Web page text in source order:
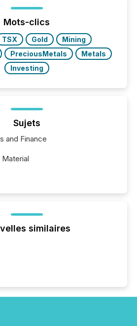
showed that AI systems are
mining and energy press
releases at scale. AI...
Mots-clics
TSX Gold
Mining
PreciousMetals
Metals
Investing
Sujets
and Finance
similaires